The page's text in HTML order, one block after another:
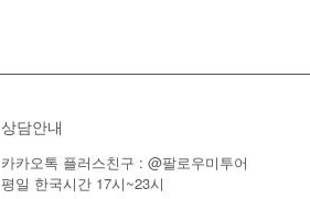
상담안내
카카오톡 플러스친구 : @팔로우미투어
평일 한국시간 17시~23시